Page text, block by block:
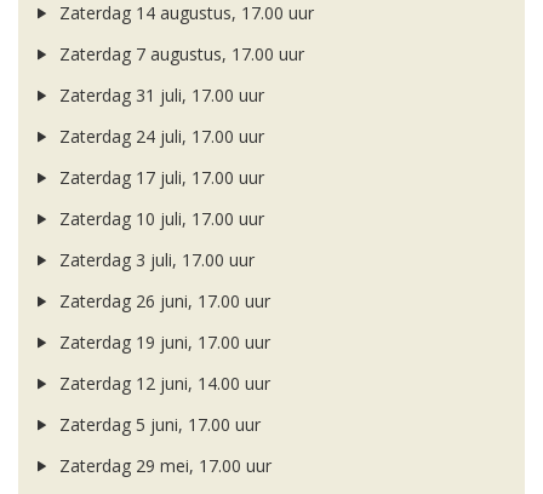
Zaterdag 14 augustus, 17.00 uur
Zaterdag 7 augustus, 17.00 uur
Zaterdag 31 juli, 17.00 uur
Zaterdag 24 juli, 17.00 uur
Zaterdag 17 juli, 17.00 uur
Zaterdag 10 juli, 17.00 uur
Zaterdag 3 juli, 17.00 uur
Zaterdag 26 juni, 17.00 uur
Zaterdag 19 juni, 17.00 uur
Zaterdag 12 juni, 14.00 uur
Zaterdag 5 juni, 17.00 uur
Zaterdag 29 mei, 17.00 uur